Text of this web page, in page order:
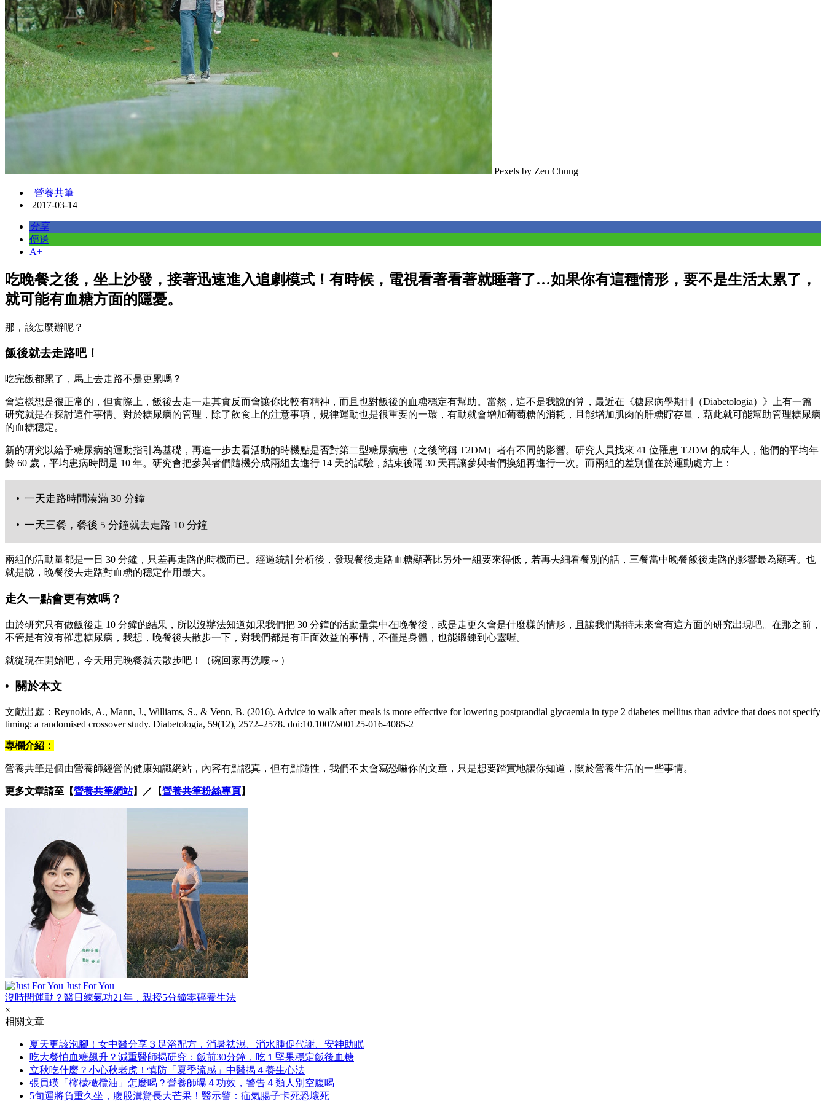
Pexels by Zen Chung
營養共筆
2017-03-14
分享
傳送
A+
吃晚餐之後，坐上沙發，接著迅速進入追劇模式！有時候，電視看著看著就睡著了…如果你有這種情形，要不是生活太累了，
就可能有血糖方面的隱憂。
那，該怎麼辦呢？
飯後就去走路吧！
吃完飯都累了，馬上去走路不是更累嗎？
會這樣想是很正常的，但實際上，飯後去走一走其實反而會讓你比較有精神，而且也對飯後的血糖穩定有幫助。當然，這不是我說的算，最近在《糖尿病學期刊（Diabetologia）》上有一篇
研究就是在探討這件事情。對於糖尿病的管理，除了飲食上的注意事項，規律運動也是很重要的一環，有動就會增加葡萄糖的消耗，且能增加肌肉的肝糖貯存量，藉此就可能幫助管理糖尿病
的血糖穩定。
新的研究以給予糖尿病的運動指引為基礎，再進一步去看活動的時機點是否對第二型糖尿病患（之後簡稱 T2DM）者有不同的影響。研究人員找來 41 位罹患 T2DM 的成年人，他們的平均年
齡 60 歲，平均患病時間是 10 年。研究會把參與者們隨機分成兩組去進行 14 天的試驗，結束後隔 30 天再讓參與者們換組再進行一次。而兩組的差別僅在於運動處方上：
• 一天走路時間湊滿 30 分鐘
• 一天三餐，餐後 5 分鐘就去走路 10 分鐘
兩組的活動量都是一日 30 分鐘，只差再走路的時機而已。經過統計分析後，發現餐後走路血糖顯著比另外一組要來得低，若再去細看餐別的話，三餐當中晚餐飯後走路的影響最為顯著。也
就是說，晚餐後去走路對血糖的穩定作用最大。
走久一點會更有效嗎？
由於研究只有做飯後走 10 分鐘的結果，所以沒辦法知道如果我們把 30 分鐘的活動量集中在晚餐後，或是走更久會是什麼樣的情形，且讓我們期待未來會有這方面的研究出現吧。在那之前，
不管是有沒有罹患糖尿病，我想，晚餐後去散步一下，對我們都是有正面效益的事情，不僅是身體，也能鍛鍊到心靈喔。
就從現在開始吧，今天用完晚餐就去散步吧！（碗回家再洗嘍～）
• 關於本文
文獻出處：Reynolds, A., Mann, J., Williams, S., & Venn, B. (2016). Advice to walk after meals is more effective for lowering postprandial glycaemia in type 2 diabetes mellitus than advice that does not specify
timing: a randomised crossover study. Diabetologia, 59(12), 2572–2578. doi:10.1007/s00125-016-4085-2
專欄介紹：
營養共筆是個由營養師經營的健康知識網站，內容有點認真，但有點隨性，我們不太會寫恐嚇你的文章，只是想要踏實地讓你知道，關於營養生活的一些事情。
更多文章請至【營養共筆網站】／【營養共筆粉絲專頁】
Just For You
沒時間運動？醫日練氣功21年，親授5分鐘零碎養生法
×
相關文章
夏天更該泡腳！女中醫分享３足浴配方，消暑祛濕、消水腫促代謝、安神助眠
吃大餐怕血糖飆升？減重醫師揭研究：飯前30分鐘，吃１堅果穩定飯後血糖
立秋吃什麼？小心秋老虎！慎防「夏季流感」中醫揭４養生心法
張員瑛「檸檬橄欖油」怎麼喝？營養師曝４功效，警告４類人別空腹喝
5旬運將負重久坐，腹股溝驚長大芒果！醫示警：疝氣腸子卡死恐壞死